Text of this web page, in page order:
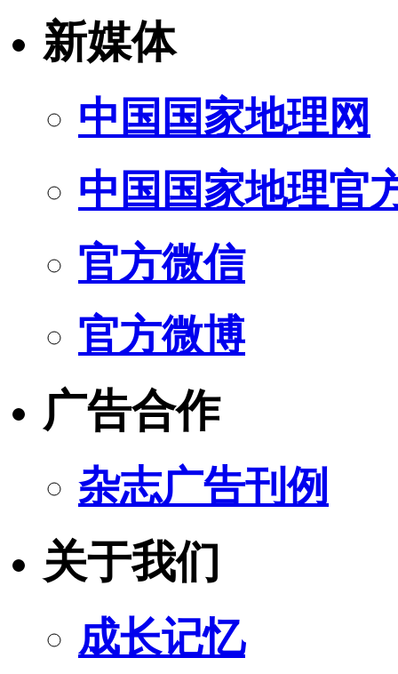
新媒体
中国国家地理网
中国国家地理官
官方微信
官方微博
广告合作
杂志广告刊例
关于我们
成长记忆